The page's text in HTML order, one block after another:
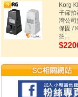
Korg
子節拍
灣公司
保固 /
拍...